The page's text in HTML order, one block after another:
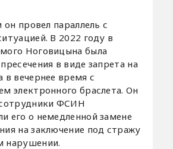
он провел параллель с
В 2022 году в
Ноговицына была
в виде запрета на
в вечернее время с
электронного браслета. Он
ФСИН
его о немедленной замене
на заключение под стражу
нарушении.